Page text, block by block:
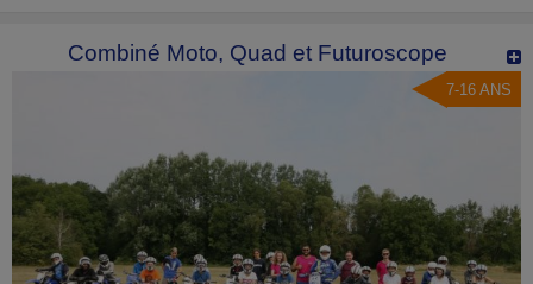
Combiné Moto, Quad et Futuroscope
7-16 ANS